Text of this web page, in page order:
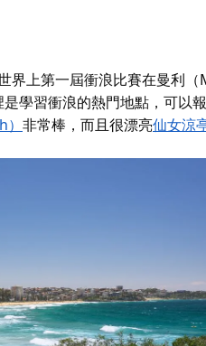
界上第一屆衝浪比賽在曼利
學習衝浪的熱門地點，可以
非常棒，而且很漂亮仙女涼